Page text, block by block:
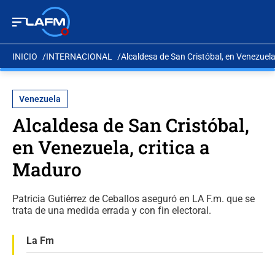
INICIO INTERNACIONAL Alcaldesa de San Cristóbal, en
Venezuela
Alcaldesa de San Cristóbal,
en Venezuela, critica a
Maduro
Patricia Gutiérrez de Ceballos aseguró en LA F.m. que se
trata de una medida errada y con fin electoral.
La Fm